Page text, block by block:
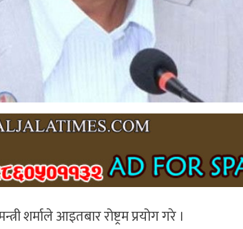
शर्माले आइतबार रोष्ट्रम प्रयोग गरे ।